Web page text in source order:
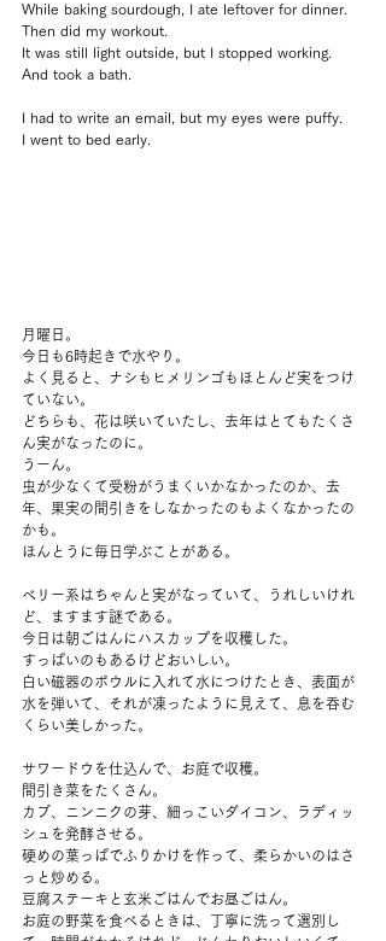
While baking sourdough, I ate leftover for dinner.
Then did my workout.
It was still light outside, but I stopped working.
And took a bath.
I had to write an email, but my eyes were puffy.
I went to bed early.
月曜日。
今日も6時起きで水やり。
よく見ると、ナシもヒメリンゴもほとんど実をつけ
ていない。
どちらも、花は咲いていたし、去年はとてもたくさ
ん実がなったのに。
うーん。
虫が少なくて受粉がうまくいかなかったのか、去
年、果実の間引きをしなかったのもよくなかったの
かも。
ほんとうに毎日学ぶことがある。
ベリー系はちゃんと実がなっていて、うれしいけれ
ど、ますます謎である。
今日は朝ごはんにハスカップを収穫した。
すっぱいのもあるけどおいしい。
白い磁器のボウルに入れて水につけたとき、表面が
水を弾いて、それが凍ったように見えて、息を呑む
くらい美しかった。
サワードウを仕込んで、お庭で収穫。
間引き菜をたくさん。
カブ、ニンニクの芽、細っこいダイコン、ラディッ
シュを発酵させる。
硬めの葉っぱでふりかけを作って、柔らかいのはさ
っと炒める。
豆腐ステーキと玄米ごはんでお昼ごはん。
お庭の野菜を食べるときは、丁寧に洗って選別し